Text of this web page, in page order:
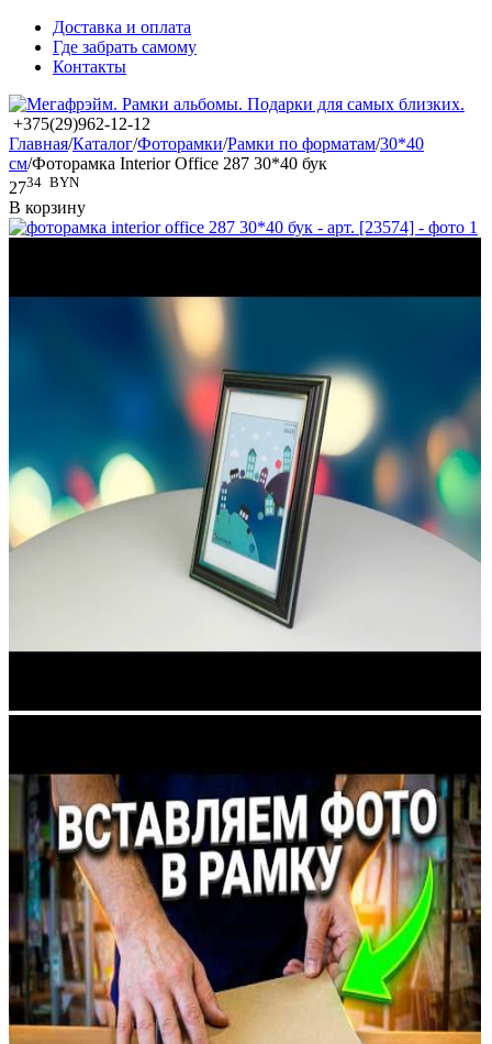
Доставка и оплата
Где забрать самому
Контакты
+375(29)962-12-12
Главная/Каталог/Фоторамки/Рамки по форматам/30*40
см/Фоторамка Interior Office 287 30*40 бук
2734 BYN
В корзину